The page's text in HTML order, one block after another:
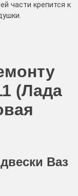
части крепится к
(Лада
Ваз